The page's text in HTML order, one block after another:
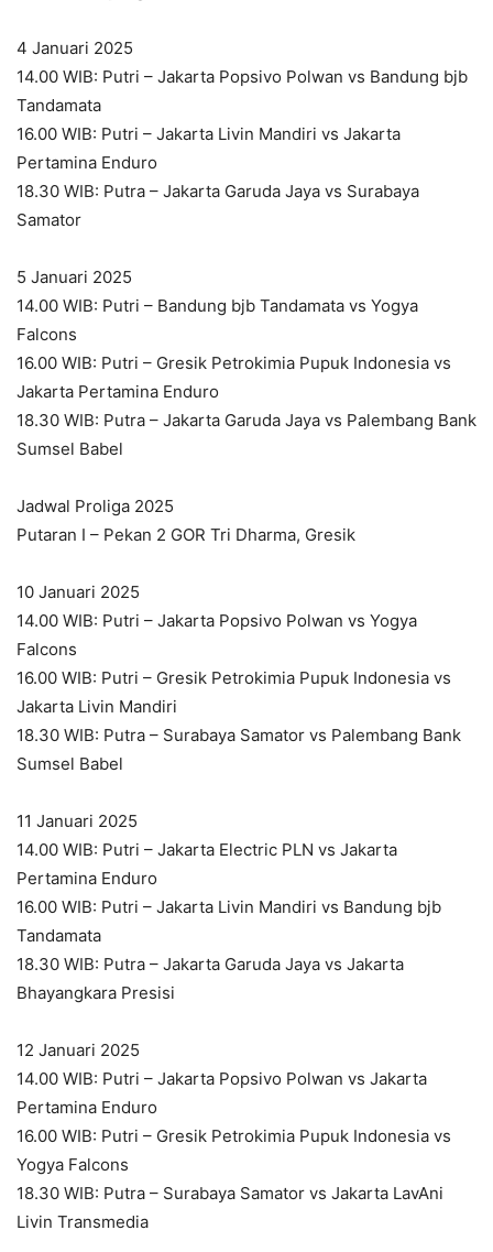
4 Januari 2025
14.00 WIB: Putri – Jakarta Popsivo Polwan vs Bandung bjb
Tandamata
16.00 WIB: Putri – Jakarta Livin Mandiri vs Jakarta
Pertamina Enduro
18.30 WIB: Putra – Jakarta Garuda Jaya vs Surabaya
Samator
5 Januari 2025
14.00 WIB: Putri – Bandung bjb Tandamata vs Yogya
Falcons
16.00 WIB: Putri – Gresik Petrokimia Pupuk Indonesia vs
Jakarta Pertamina Enduro
18.30 WIB: Putra – Jakarta Garuda Jaya vs Palembang Bank
Sumsel Babel
Jadwal Proliga 2025
Putaran I – Pekan 2 GOR Tri Dharma, Gresik
10 Januari 2025
14.00 WIB: Putri – Jakarta Popsivo Polwan vs Yogya
Falcons
16.00 WIB: Putri – Gresik Petrokimia Pupuk Indonesia vs
Jakarta Livin Mandiri
18.30 WIB: Putra – Surabaya Samator vs Palembang Bank
Sumsel Babel
11 Januari 2025
14.00 WIB: Putri – Jakarta Electric PLN vs Jakarta
Pertamina Enduro
16.00 WIB: Putri – Jakarta Livin Mandiri vs Bandung bjb
Tandamata
18.30 WIB: Putra – Jakarta Garuda Jaya vs Jakarta
Bhayangkara Presisi
12 Januari 2025
14.00 WIB: Putri – Jakarta Popsivo Polwan vs Jakarta
Pertamina Enduro
16.00 WIB: Putri – Gresik Petrokimia Pupuk Indonesia vs
Yogya Falcons
18.30 WIB: Putra – Surabaya Samator vs Jakarta LavAni
Livin Transmedia